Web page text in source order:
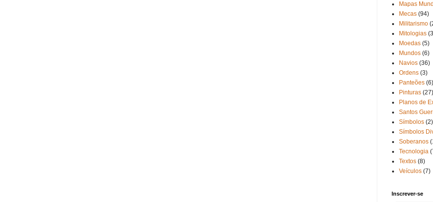
Mapas
Mecas (94)
Militarismo
Mitologias
Moedas (5)
Mundos (6)
Navios (36)
Ordens (3)
Panteões (6)
Pinturas (27)
Planos de
Santos
Símbolos (2)
Símbolos
Soberanos
Tecnologia
Textos (8)
Veículos (7)
Inscrever-se